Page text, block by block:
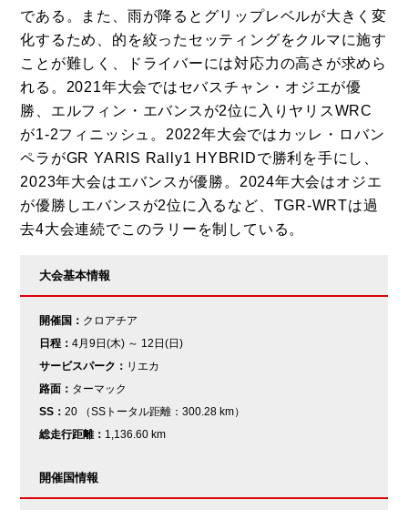
である。また、雨が降るとグリップレベルが大きく変
化するため、的を絞ったセッティングをクルマに施す
ことが難しく、ドライバーには対応力の高さが求めら
れる。2021年大会ではセバスチャン・オジエが優
勝、エルフィン・エバンスが2位に入りヤリスWRC
が1-2フィニッシュ。2022年大会ではカッレ・ロバン
ペラがGR YARIS Rally1 HYBRIDで勝利を手にし、
2023年大会はエバンスが優勝。2024年大会はオジエ
が優勝しエバンスが2位に入るなど、TGR-WRTは過
去4大会連続でこのラリーを制している。
大会基本情報
開催国： クロアチア
日程：4月9日(木) ～ 12日(日)
サービスパーク： リエカ
路面： ターマック
SS：20 （SSトータル距離：300.28 km）
総走行距離： 1,136.60 km
開催国情報